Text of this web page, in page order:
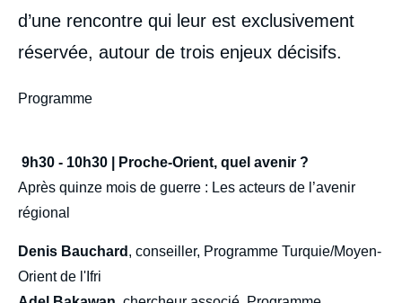
d’une rencontre qui leur est exclusivement
réservée, autour de trois enjeux décisifs.
body
Programme
9h30 - 10h30 | Proche-Orient, quel avenir ?
Après quinze mois de guerre : Les acteurs de l’avenir
régional
Denis Bauchard , conseiller, Programme Turquie/Moyen-
Orient de l'Ifri